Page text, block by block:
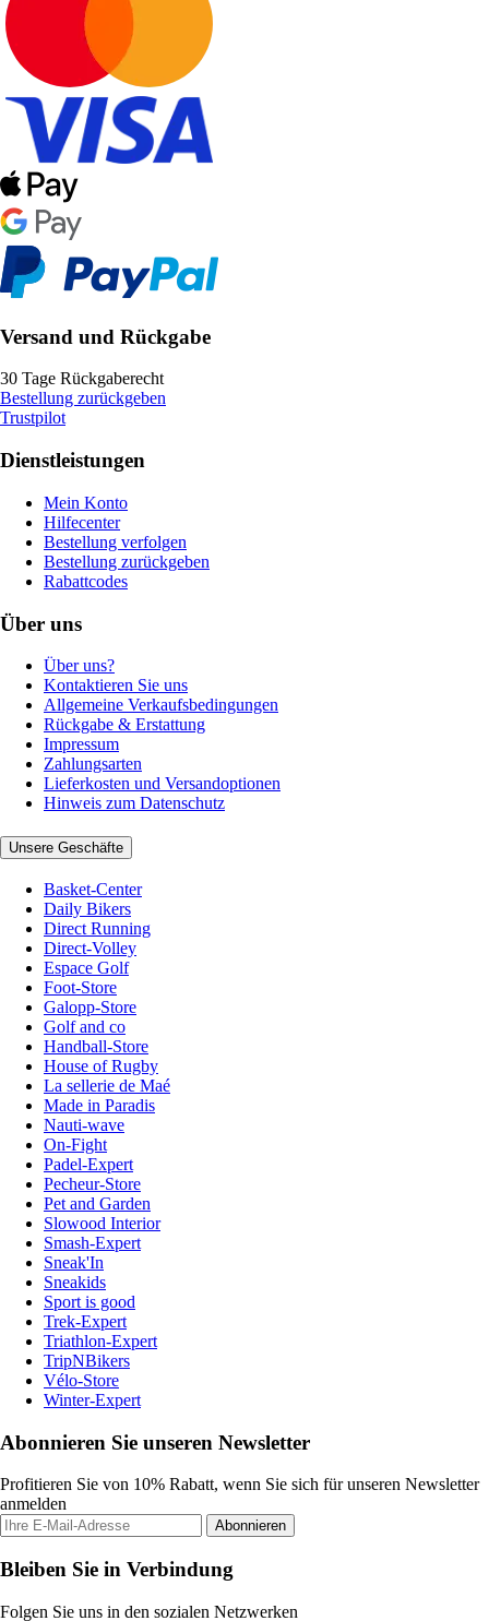
Versand und Rückgabe
30 Tage Rückgaberecht
Bestellung zurückgeben
Trustpilot
Dienstleistungen
Mein Konto
Hilfecenter
Bestellung verfolgen
Bestellung zurückgeben
Rabattcodes
Über uns
Über uns?
Kontaktieren Sie uns
Allgemeine Verkaufsbedingungen
Rückgabe & Erstattung
Impressum
Zahlungsarten
Lieferkosten und Versandoptionen
Hinweis zum Datenschutz
Unsere Geschäfte
Basket-Center
Daily Bikers
Direct Running
Direct-Volley
Espace Golf
Foot-Store
Galopp-Store
Golf and co
Handball-Store
House of Rugby
La sellerie de Maé
Made in Paradis
Nauti-wave
On-Fight
Padel-Expert
Pecheur-Store
Pet and Garden
Slowood Interior
Smash-Expert
Sneak'In
Sneakids
Sport is good
Trek-Expert
Triathlon-Expert
TripNBikers
Vélo-Store
Winter-Expert
Abonnieren Sie unseren Newsletter
Profitieren Sie von 10% Rabatt, wenn Sie sich für unseren Newsletter
anmelden
Abonnieren
Bleiben Sie in Verbindung
Folgen Sie uns in den sozialen Netzwerken